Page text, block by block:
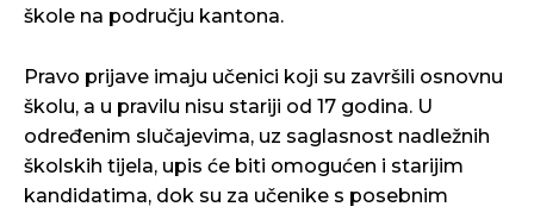
škole na području kantona.
Pravo prijave imaju učenici koji su završili osnovnu
školu, a u pravilu nisu stariji od 17 godina. U
određenim slučajevima, uz saglasnost nadležnih
školskih tijela, upis će biti omogućen i starijim
kandidatima, dok su za učenike s posebnim